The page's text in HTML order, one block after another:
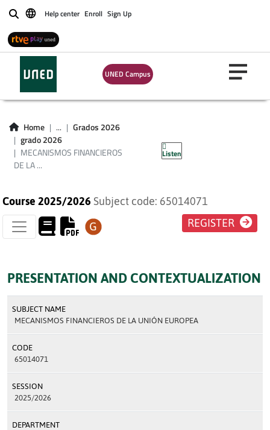
BuscarHelp center Enroll Sign Up
UNED Campus
Home ...
Grados 2026
grado 2026
MECANISMOS FINANCIEROS
DE LA ...
Listen
MECANISMOS
FINANCIEROS DE LA
UNIÓN EUROPEA
Course 2025/2026 Subject code: 65014071
REGISTER
PRESENTATION AND CONTEXTUALIZATION
SUBJECT NAME
MECANISMOS FINANCIEROS DE LA UNIÓN EUROPEA
CODE
65014071
SESSION
2025/2026
DEPARTMENT